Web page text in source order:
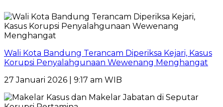
Wali Kota Bandung Terancam Diperiksa Kejari, Kasus
Korupsi Penyalahgunaan Wewenang Menghangat
27 Januari 2026 | 9:17 am WIB